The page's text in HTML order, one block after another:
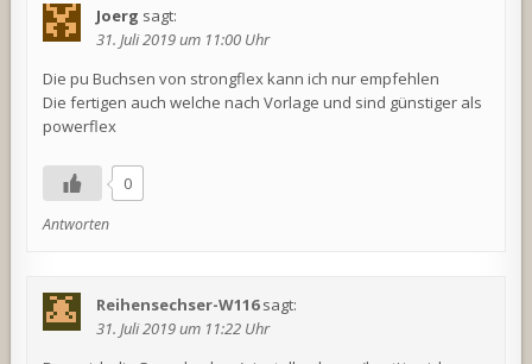
Joerg sagt:
31. Juli 2019 um 11:00 Uhr
Die pu Buchsen von strongflex kann ich nur empfehlen
Die fertigen auch welche nach Vorlage und sind günstiger als
powerflex
0
Antworten
Reihensechser-W116sagt:
31. Juli 2019 um 11:22 Uhr